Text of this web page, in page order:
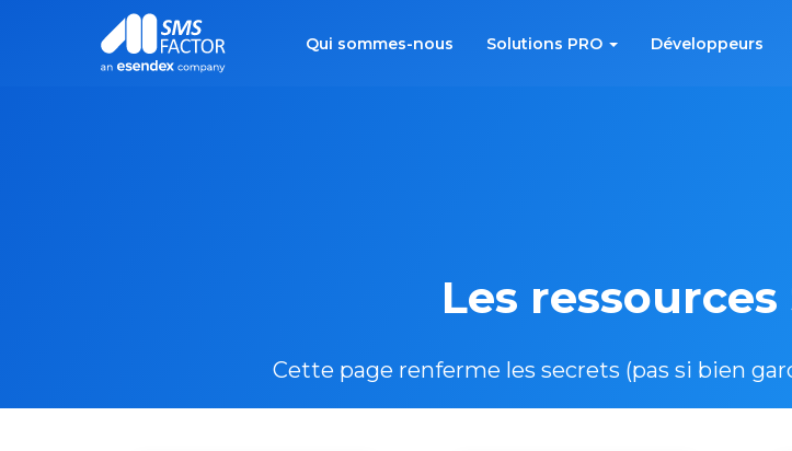
Qui sommes-nous Solutions PRO Développeurs
Les ressources
Cette page renferme les secrets (pas si bien